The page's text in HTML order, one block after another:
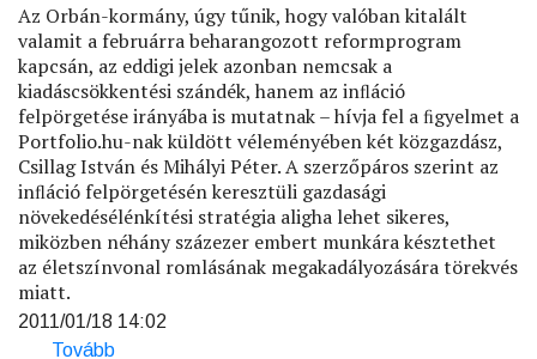
Az Orbán-kormány, úgy tűnik, hogy valóban kitalált
valamit a februárra beharangozott reformprogram
kapcsán, az eddigi jelek azonban nemcsak a
kiadáscsökkentési szándék, hanem az inﬂáció
felpörgetése irányába is mutatnak – hívja fel a ﬁgyelmet a
Portfolio.hu-nak küldött véleményében két közgazdász,
Csillag István és Mihályi Péter. A szerzőpáros szerint az
inﬂáció felpörgetésén keresztüli gazdasági
növekedésélénkítési stratégia aligha lehet sikeres,
miközben néhány százezer embert munkára késztethet
az életszínvonal romlásának megakadályozására törekvés
miatt.
2011/01/18 14:02
Tovább